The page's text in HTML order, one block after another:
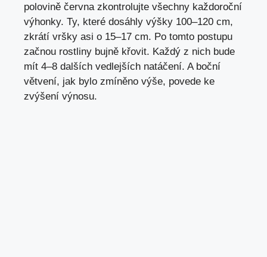
polovině června zkontrolujte všechny každoroční
výhonky. Ty, které dosáhly výšky 100–120 cm,
zkrátí vršky asi o 15–17 cm. Po tomto postupu
začnou rostliny bujně křovit. Každý z nich bude
mít 4–8 dalších vedlejších natáčení. A boční
větvení, jak bylo zmíněno výše, povede ke
zvýšení výnosu.